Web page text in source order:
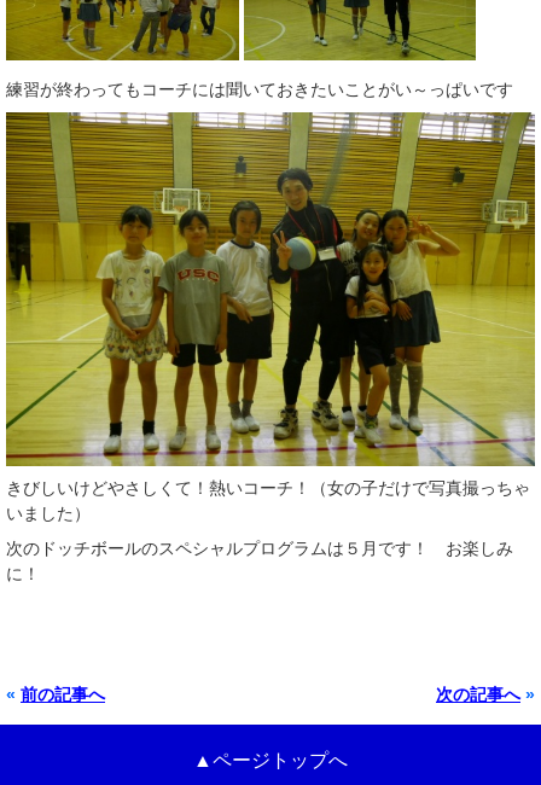
練習が終わってもコーチには聞いておきたいことがい～っぱいです
きびしいけどやさしくて！熱いコーチ！（女の子だけで写真撮っちゃ
いました）
次のドッチボールのスペシャルプログラムは５月です！ お楽しみ
に！
« 前の記事へ 次の記事へ»
▲ページトップへ